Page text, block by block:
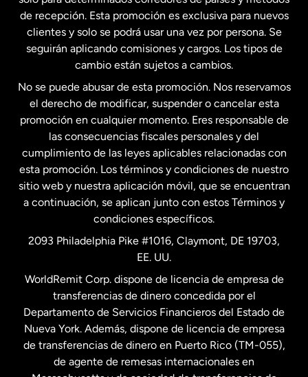
Estados Unidos English
Estados Unidos Español
Francia
Malasia
Nueva Zelanda
Países Bajos
Suecia
de recepción. Esta promoción es exclusiva para nuevos
clientes y solo se podrá usar una vez por persona. Se
seguirán aplicando comisiones y cargos. Los tipos de
cambio están sujetos a cambios.
No se puede abusar de esta promoción. Nos reservamos
el derecho de modificar, suspender o cancelar esta
promoción en cualquier momento. Eres responsable de
las consecuencias fiscales personales y del
cumplimiento de las leyes aplicables relacionadas con
esta promoción. Los términos y condiciones de nuestro
sitio web y nuestra aplicación móvil, que se encuentran
a continuación, se aplican junto con estos Términos y
condiciones específicos.
2093 Philadelphia Pike #1016, Claymont, DE 19703,
EE. UU.
WorldRemit Corp. dispone de licencia de empresa de
transferencias de dinero concedida por el
Departamento de Servicios Financieros del Estado de
Nueva York. Además, dispone de licencia de empresa
de transferencias de dinero en Puerto Rico (TM-055),
de agente de remesas internacionales en